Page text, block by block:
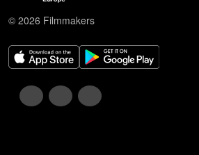
© 2026 Filmmakers